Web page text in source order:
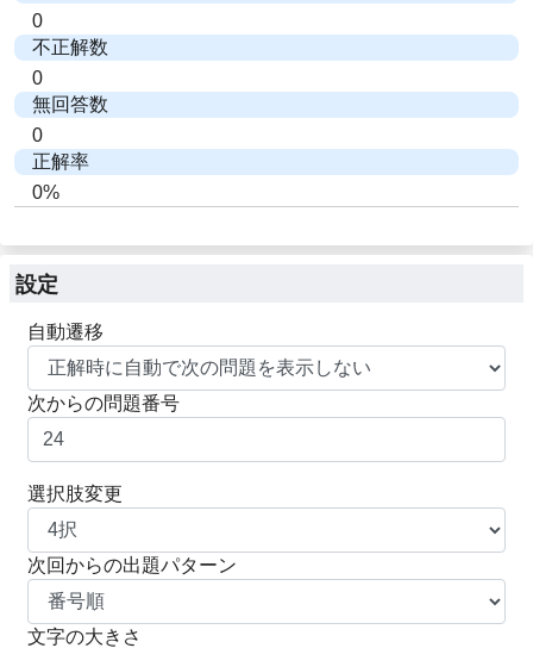
0
不正解数
0
無回答数
0
正解率
0%
設定
自動遷移
次からの問題番号
選択肢変更
次回からの出題パターン
文字の大きさ